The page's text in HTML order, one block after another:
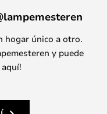
hogar único a otro.
y puede